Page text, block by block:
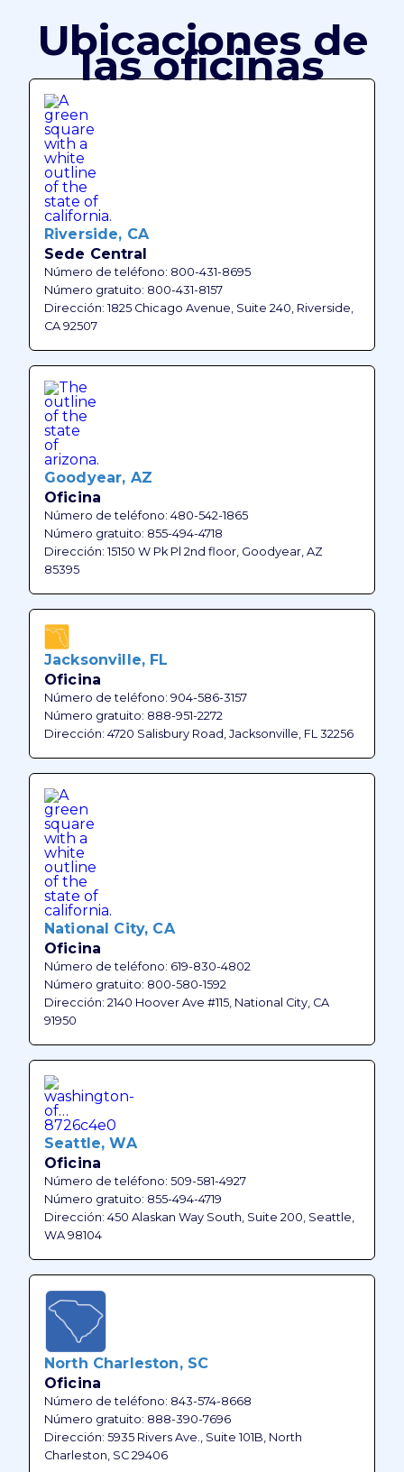
Ubicaciones de
las oficinas
Riverside, CA
Sede Central
Número de teléfono: 800-431-8695
Número gratuito: 800-431-8157
Dirección: 1825 Chicago Avenue, Suite 240, Riverside,
CA 92507
Goodyear, AZ
Oficina
Número de teléfono: 480-542-1865
Número gratuito: 855-494-4718
Dirección: 15150 W Pk Pl 2nd floor, Goodyear, AZ
85395
Jacksonville, FL
Oficina
Número de teléfono: 904-586-3157
Número gratuito: 888-951-2272
Dirección: 4720 Salisbury Road, Jacksonville, FL 32256
National City, CA
Oficina
Número de teléfono: 619-830-4802
Número gratuito: 800-580-1592
Dirección: 2140 Hoover Ave #115, National City, CA
91950
Seattle, WA
Oficina
Número de teléfono: 509-581-4927
Número gratuito: 855-494-4719
Dirección: 450 Alaskan Way South, Suite 200, Seattle,
WA 98104
North Charleston, SC
Oficina
Número de teléfono: 843-574-8668
Número gratuito: 888-390-7696
Dirección: 5935 Rivers Ave., Suite 101B, North
Charleston, SC 29406